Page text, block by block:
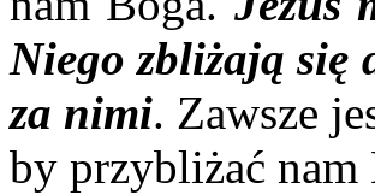
Niego zbliżają się
za nimi. Zawsze
by przybliżać nam